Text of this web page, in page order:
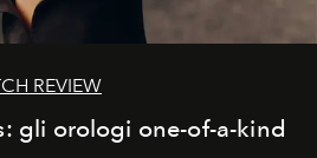
REVIEW
gli orologi one-of-a-kind